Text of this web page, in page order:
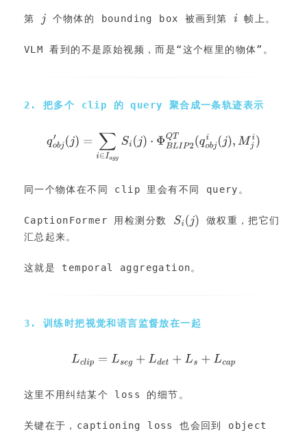
第 个物体的 bounding box 被画到第 帧上。
VLM 看到的不是原始视频，而是“这个框里的物体”。
2. 把多个 clip 的 query 聚合成一条轨迹表示
同一个物体在不同 clip 里会有不同 query。
CaptionFormer 用检测分数
做权重，把它们
汇总起来。
这就是 temporal aggregation。
3. 训练时把视觉和语言监督放在一起
这里不用纠结某个 loss 的细节。
关键在于，captioning loss 也会回到 object